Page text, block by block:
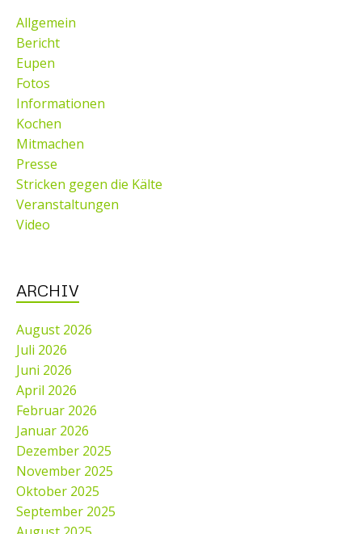
Allgemein
Bericht
Eupen
Fotos
Informationen
Kochen
Mitmachen
Presse
Stricken gegen die Kälte
Veranstaltungen
Video
ARCHIV
August 2026
Juli 2026
Juni 2026
April 2026
Februar 2026
Januar 2026
Dezember 2025
November 2025
Oktober 2025
September 2025